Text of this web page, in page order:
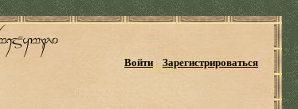
Войти Зарегистрироваться